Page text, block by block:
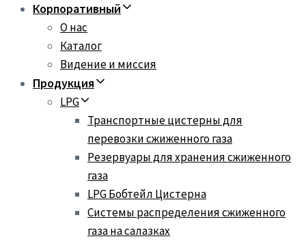
Корпоративный
О нас
Каталог
Видение и миссия
Продукция
LPG
Транспортные цистерны для
перевозки сжиженного газа
Резервуары для хранения сжиженного
газа
LPG Бобтейл Цистерна
Системы распределения сжиженного
газа на салазках